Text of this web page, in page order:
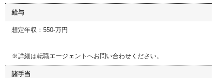
給与
想定年収：550-万円
※詳細は転職エージェントへお問い合わせください。
諸手当